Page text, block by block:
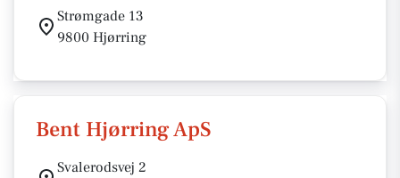
Strømgade 13
9800 Hjørring
Bent Hjørring ApS
Svalerodsvej 2